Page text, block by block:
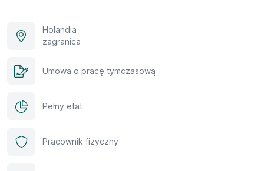
Holandia
zagranica
Umowa o pracę tymczasową
Pełny etat
Pracownik fizyczny